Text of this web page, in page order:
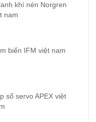
khí nén Norgren
nam
biến IFM việt nam
số servo APEX việt